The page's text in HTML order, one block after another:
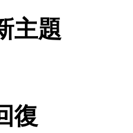
主題
復